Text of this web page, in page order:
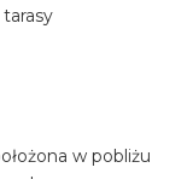
w pobliżu